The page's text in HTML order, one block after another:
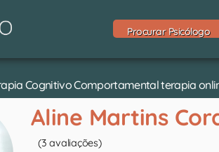
Procurar Psicólogo
Cognitivo Comportamental terapia
Aline Martins
(3 avaliações)